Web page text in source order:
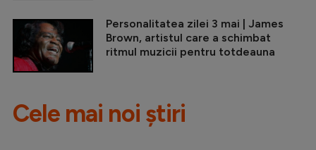
Personalitatea zilei 3 mai | James
Brown, artistul care a schimbat
ritmul muzicii pentru totdeauna
Cele mai noi știri